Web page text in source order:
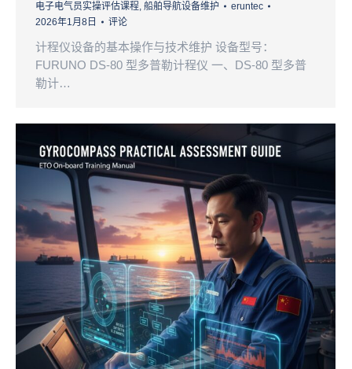
电子电气员实操评估课程, 船舶导航设备维护
eruntec
2026年1月8日
评论
计程仪设备的基本操作与技术维护 设备型号：
FURUNO DS-80 型多普勒计程仪 一、DS-80 型多普
勒计…